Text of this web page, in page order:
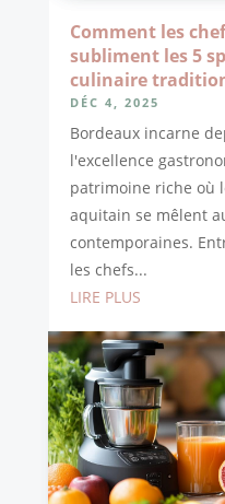
Comment les
subliment les 5
culinaire
DÉC 4, 2025
Bordeaux incarne
l'excellence
patrimoine riche où
aquitain se mêlent
contemporaines.
les chefs...
LIRE PLUS